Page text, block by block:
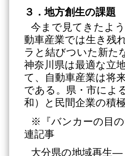
３．地方創生の課題
今まで見てきたよ
動車産業では生き残
ラと結びついた新た
神奈川県は最適な立
て、自動車産業は将
である。県・市によ
和）と民間企業の積
※『バンカーの目
連記事
大分県の地域再生―